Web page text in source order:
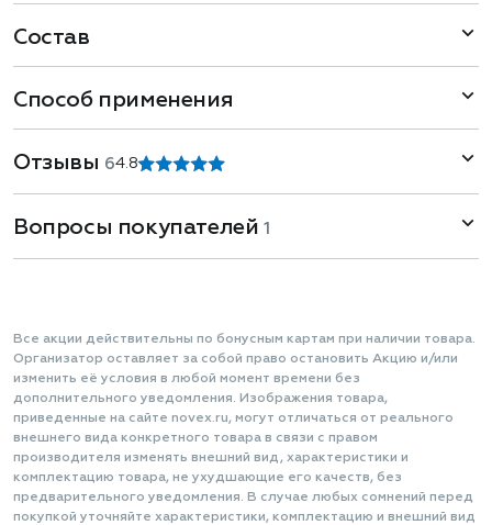
Состав
Способ применения
Отзывы 64.8
Вопросы покупателей 1
Все акции действительны по бонусным картам при наличии товара.
Организатор оставляет за собой право остановить Акцию и/или
изменить её условия в любой момент времени без
дополнительного уведомления. Изображения товара,
приведенные на сайте novex.ru, могут отличаться от реального
внешнего вида конкретного товара в связи с правом
производителя изменять внешний вид, характеристики и
комплектацию товара, не ухудшающие его качеств, без
предварительного уведомления. В случае любых сомнений перед
покупкой уточняйте характеристики, комплектацию и внешний вид